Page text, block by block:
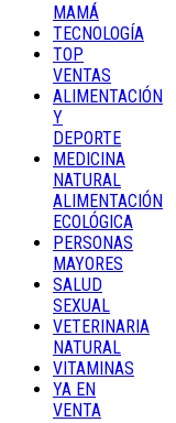
MAMÁ
TECNOLOGÍA
TOP
VENTAS
ALIMENTACIÓN
Y
DEPORTE
MEDICINA
NATURAL
ALIMENTACIÓN
ECOLÓGICA
PERSONAS
MAYORES
SALUD
SEXUAL
VETERINARIA
NATURAL
VITAMINAS
YA EN
VENTA